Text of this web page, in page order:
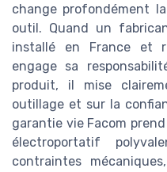
change profondément
outil. Quand un
installé en France et
engage sa
produit, il mise
outillage et sur la
garantie vie Facom
électroportatif
contraintes